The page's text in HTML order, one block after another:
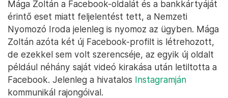
Mága Zoltán a Facebook-oldalát és a bankkártyáját
érintő eset miatt feljelentést tett, a Nemzeti
Nyomozó Iroda jelenleg is nyomoz az ügyben. Mága
Zoltán azóta két új Facebook-profilt is létrehozott,
de ezekkel sem volt szerencséje, az egyik új oldalt
például néhány saját videó kirakása után letiltotta a
Facebook. Jelenleg a hivatalos Instagramján
kommunikál rajongóival.